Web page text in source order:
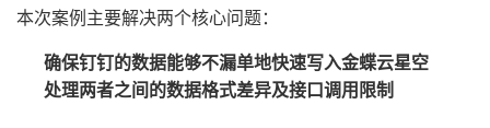
本次案例主要解决两个核心问题：
确保钉钉的数据能够不漏单地快速写入金蝶云星空
处理两者之间的数据格式差异及接口调用限制